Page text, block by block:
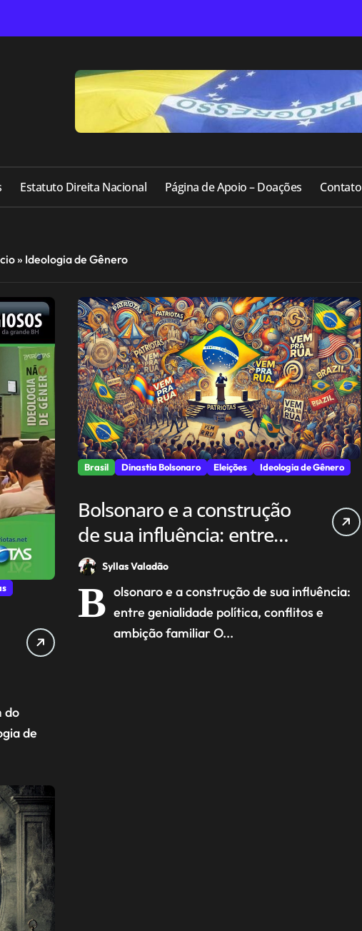
Estatuto Direita Nacional Página de Apoio – Doações Contato
» Ideologia de Gênero
do
de
Brasil Dinastia Bolsonaro Eleições Ideologia de Gênero
Bolsonaro e a construção
de sua influência: entre
genialidade política,
conflitos e ambição
familiar
Syllas Valadão
B olsonaro e a construção de sua influência:
entre genialidade política, conflitos e
ambição familiar O...